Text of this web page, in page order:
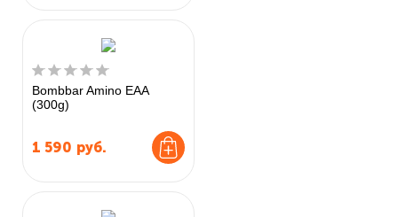
Bombbar Amino EAA
(300g)
1 590 руб.